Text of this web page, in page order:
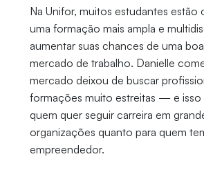
Na Unifor, muitos estudantes estão
uma formação mais ampla e
aumentar suas chances de uma
mercado de trabalho. Danielle
mercado deixou de buscar
formações muito estreitas — e isso
quem quer seguir carreira em
organizações quanto para quem
empreendedor.